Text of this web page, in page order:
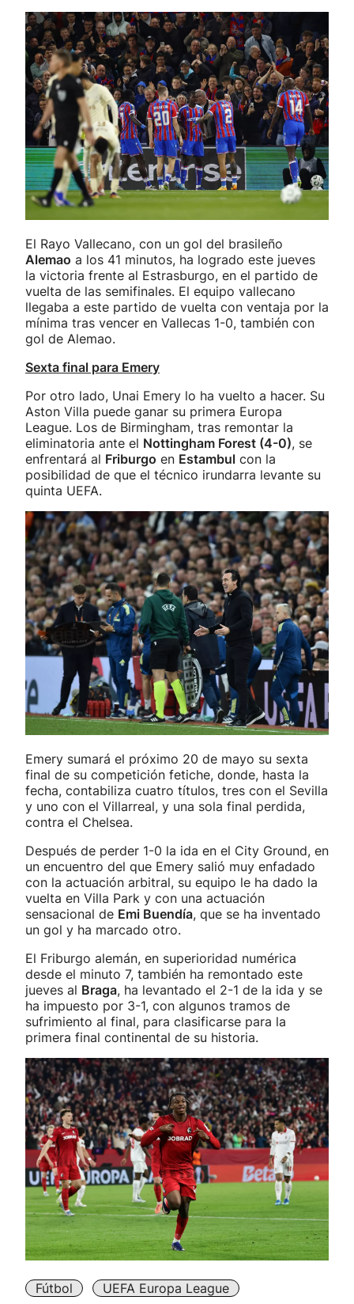
El Rayo Vallecano, con un gol del brasileño
Alemao a los 41 minutos, ha logrado este jueves
la victoria frente al Estrasburgo, en el partido de
vuelta de las semifinales. El equipo vallecano
llegaba a este partido de vuelta con ventaja por la
mínima tras vencer en Vallecas 1-0, también con
gol de Alemao.
Sexta final para Emery
Por otro lado, Unai Emery lo ha vuelto a hacer. Su
Aston Villa puede ganar su primera Europa
League. Los de Birmingham, tras remontar la
eliminatoria ante el Nottingham Forest (4-0), se
enfrentará al Friburgo en Estambul con la
posibilidad de que el técnico irundarra levante su
quinta UEFA.
Emery sumará el próximo 20 de mayo su sexta
final de su competición fetiche, donde, hasta la
fecha, contabiliza cuatro títulos, tres con el Sevilla
y uno con el Villarreal, y una sola final perdida,
contra el Chelsea.
Después de perder 1-0 la ida en el City Ground, en
un encuentro del que Emery salió muy enfadado
con la actuación arbitral, su equipo le ha dado la
vuelta en Villa Park y con una actuación
sensacional de Emi Buendía, que se ha inventado
un gol y ha marcado otro.
El Friburgo alemán, en superioridad numérica
desde el minuto 7, también ha remontado este
jueves al Braga, ha levantado el 2-1 de la ida y se
ha impuesto por 3-1, con algunos tramos de
sufrimiento al final, para clasificarse para la
primera final continental de su historia.
Fútbol UEFA Europa League